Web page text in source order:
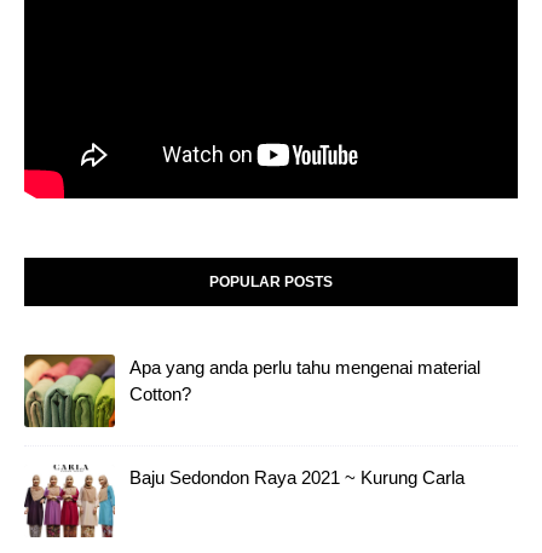
POPULAR POSTS
Apa yang anda perlu tahu mengenai material
Cotton?
Baju Sedondon Raya 2021 ~ Kurung Carla